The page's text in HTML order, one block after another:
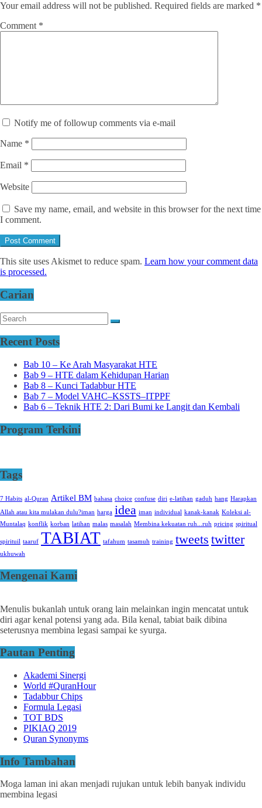
Your email address will not be published. Required fields are marked *
Comment *
Notify me of followup comments via e-mail
Name *
Email *
Website
Save my name, email, and website in this browser for the next time
I comment.
This site uses Akismet to reduce spam. Learn how your comment data
is processed.
Carian
Recent Posts
Bab 10 – Ke Arah Masyarakat HTE
Bab 9 – HTE dalam Kehidupan Harian
Bab 8 – Kunci Tadabbur HTE
Bab 7 – Model VAHC–KSSTS–ITPPF
Bab 6 – Teknik HTE 2: Dari Bumi ke Langit dan Kembali
Program Terkini
Tags
7 Habits al-Quran Artikel BM bahasa choice confuse diri e-latihan gaduh hang Harapkan
Allah atau kita mulakan dulu?iman harga idea iman individual kanak-kanak Koleksi al-
Muntalaq konflik korban latihan malas masalah Membina kekuatan ruh...ruh pricing spiritual
spirituil taaruf TABIAT tafahum tasamuh training tweets twitter
ukhuwah
Mengenai Kami
Menulis bukanlah untuk orang lain melainkan ingin mencatat untuk
diri agar kenal potensi yang ada. Bila kenal, tabiat baik dibina
seterusnya membina legasi sampai ke syurga.
Pautan Penting
Akademi Sinergi
World #QuranHour
Tadabbur Chips
Formula Legasi
TOT BDS
PIKIAQ 2019
Quran Synonyms
Info Tambahan
Moga laman ini akan menjadi rujukan untuk lebih banyak individu
membina legasi